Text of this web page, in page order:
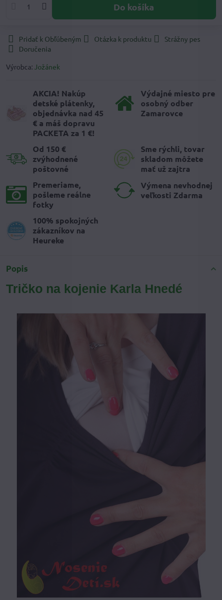
Do košíka
Pridať k Obľúbeným Otázka k produktu
Strážny pes
Doručenia
Výrobca: Jožánek
AKCIA! Nakúp
detské plátenky,
objednávka nad 45
€ a máš dopravu
PACKETA za 1 €!
Výdajné miesto pre
osobný odber
Zamarovce
Od 150 €
zvýhodnené
poštovné
Sme rýchli, tovar
skladom môžete
mať už zajtra
Premeriame,
pošleme reálne
fotky
Výmena nevhodnej
veľkosti Zdarma
100% spokojných
zákazníkov na
Heureke
Popis
Tričko na kojenie Karla Hnedé